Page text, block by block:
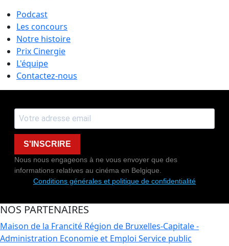
Podcast
Les concours
Notre histoire
Prix Cinergie
L'équipe
Contactez-nous
S'INSCRIRE
Nous nous engageons à ne vous envoyer que des
informations relatives au cinéma en Belgique.
Conditions générales et politique de confidentialité
NOS PARTENAIRES
Maison de la Francité Région de Bruxelles-Capitale -
Administration Economie et Emploi Service public